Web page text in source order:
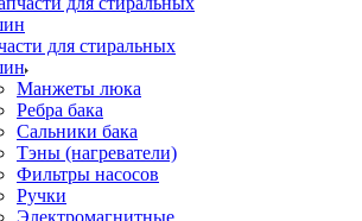
для стиральных
Манжеты люка
Ребра бака
Сальники бака
Тэны (нагреватели)
Фильтры насосов
Ручки
Электромагнитные